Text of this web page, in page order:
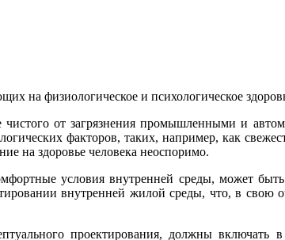
на физиологическое и психологическое
чистого от загрязнения промышленными и
факторов, таких, например, как
на здоровье человека неоспоримо.
условия внутренней среды, может
внутренней жилой среды, что, в свою
проектирования, должны включать в